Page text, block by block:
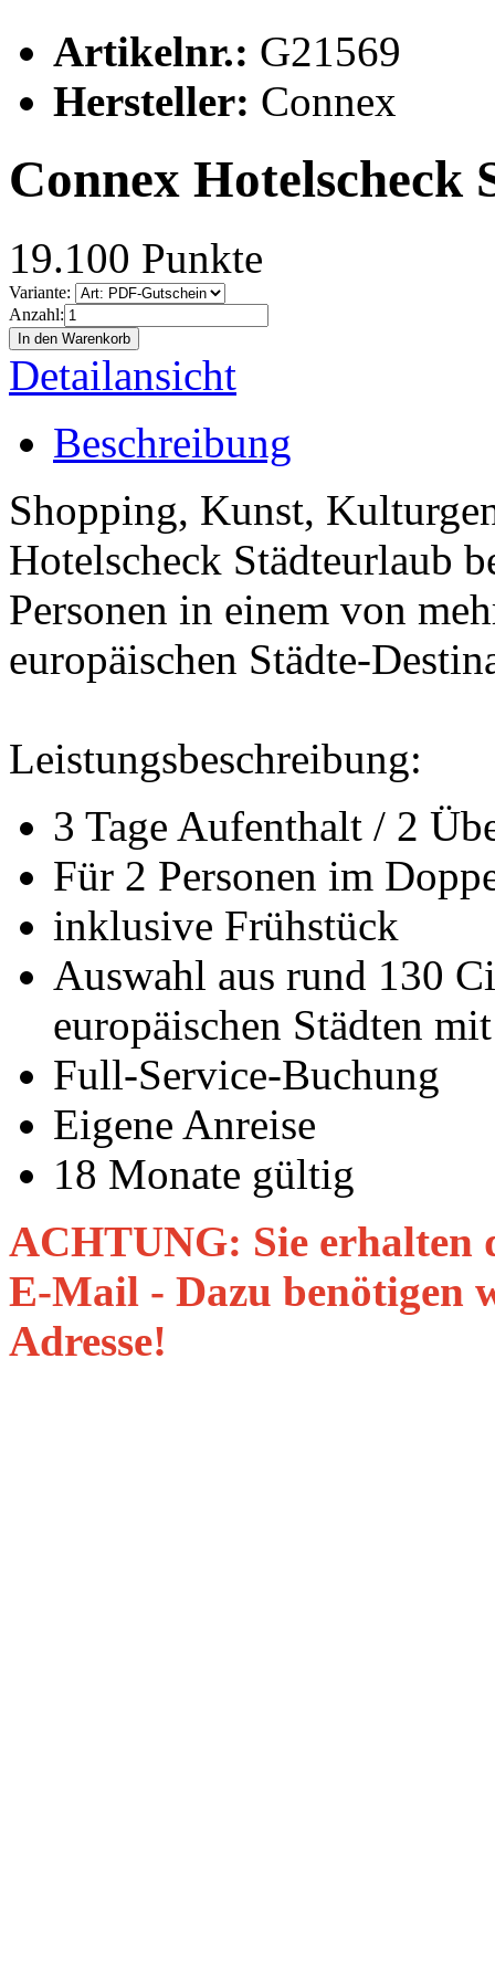
Artikelnr.: G21569
Hersteller: Connex
Connex Hotelscheck
19.100 Punkte
Variante:
Anzahl:
In den Warenkorb
Detailansicht
Beschreibung
Shopping, Kunst,
Hotelscheck Städteurlaub
Personen in einem von
europäischen Städte-
Leistungsbeschreibung:
3 Tage Aufenthalt / 2
Für 2 Personen im
inklusive Frühstück
Auswahl aus rund 130
europäischen Städten
Full-Service-Buchung
Eigene Anreise
18 Monate gültig
ACHTUNG: Sie erhalten
E-Mail - Dazu benötigen
Adresse!